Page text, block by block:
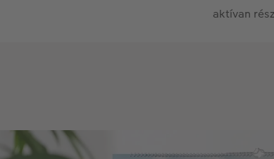
aktívan